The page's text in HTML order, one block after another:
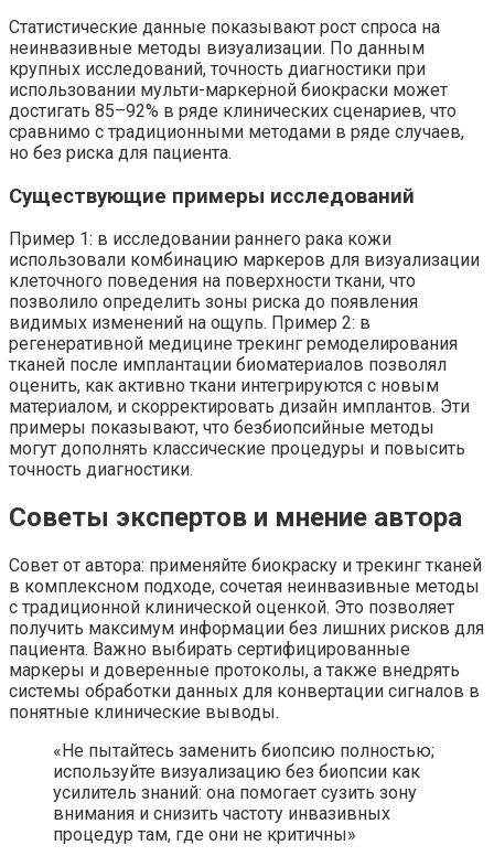
Статистические данные показывают рост спроса на
неинвазивные методы визуализации. По данным
крупных исследований, точность диагностики при
использовании мульти-маркерной биокраски может
достигать 85–92% в ряде клинических сценариев, что
сравнимо с традиционными методами в ряде случаев,
но без риска для пациента.
Существующие примеры исследований
Пример 1: в исследовании раннего рака кожи
использовали комбинацию маркеров для визуализации
клеточного поведения на поверхности ткани, что
позволило определить зоны риска до появления
видимых изменений на ощупь. Пример 2: в
регенеративной медицине трекинг ремоделирования
тканей после имплантации биоматериалов позволял
оценить, как активно ткани интегрируются с новым
материалом, и скорректировать дизайн имплантов. Эти
примеры показывают, что безбиопсийные методы
могут дополнять классические процедуры и повысить
точность диагностики.
Советы экспертов и мнение автора
Совет от автора: применяйте биокраску и трекинг тканей
в комплексном подходе, сочетая неинвазивные методы
с традиционной клинической оценкой. Это позволяет
получить максимум информации без лишних рисков для
пациента. Важно выбирать сертифицированные
маркеры и доверенные протоколы, а также внедрять
системы обработки данных для конвертации сигналов в
понятные клинические выводы.
«Не пытайтесь заменить биопсию полностью;
используйте визуализацию без биопсии как
усилитель знаний: она помогает сузить зону
внимания и снизить частоту инвазивных
процедур там, где они не критичны»